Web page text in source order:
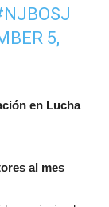
5,
en Lucha
al mes